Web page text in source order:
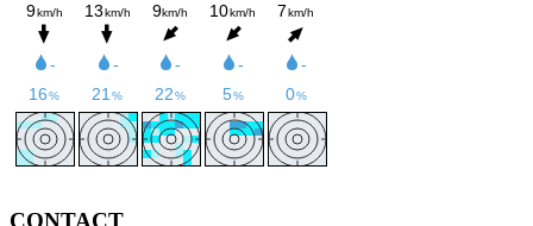
CONTACT